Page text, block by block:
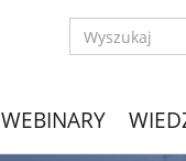
WEBINARY